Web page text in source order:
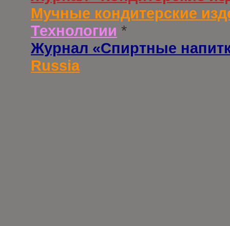
Мучные кондитерские
Технологии *
Журнал «Спиртные
Russia